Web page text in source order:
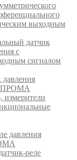
выходным
датчик
с
сигналом
ПРОМА
давления
реле